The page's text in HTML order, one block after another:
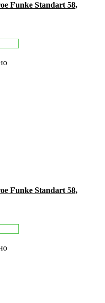
Funke Standart 58,
Funke Standart 58,